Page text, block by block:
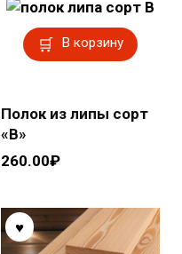
В корзину
Полок из липы сорт
«В»
260.00₽